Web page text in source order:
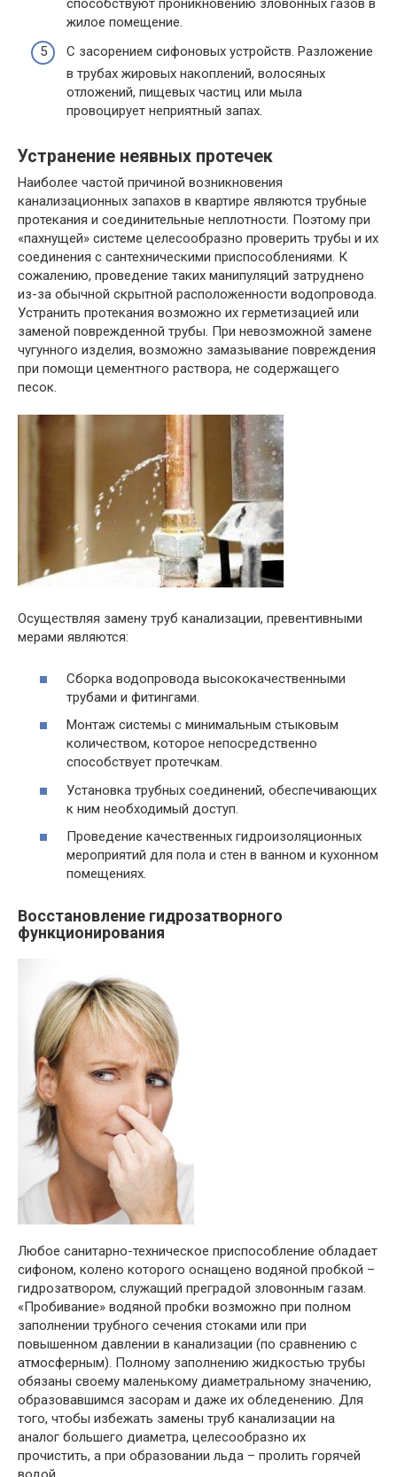
способствуют проникновению зловонных газов в
жилое помещение.
С засорением сифоновых устройств. Разложение
в трубах жировых накоплений, волосяных
отложений, пищевых частиц или мыла
провоцирует неприятный запах.
Устранение неявных протечек
Наиболее частой причиной возникновения
канализационных запахов в квартире являются трубные
протекания и соединительные неплотности. Поэтому при
«пахнущей» системе целесообразно проверить трубы и их
соединения с сантехническими приспособлениями. К
сожалению, проведение таких манипуляций затруднено
из-за обычной скрытной расположенности водопровода.
Устранить протекания возможно их герметизацией или
заменой поврежденной трубы. При невозможной замене
чугунного изделия, возможно замазывание повреждения
при помощи цементного раствора, не содержащего
песок.
Осуществляя замену труб канализации, превентивными
мерами являются:
Сборка водопровода высококачественными
трубами и фитингами.
Монтаж системы с минимальным стыковым
количеством, которое непосредственно
способствует протечкам.
Установка трубных соединений, обеспечивающих
к ним необходимый доступ.
Проведение качественных гидроизоляционных
мероприятий для пола и стен в ванном и кухонном
помещениях.
Восстановление гидрозатворного
функционирования
Любое санитарно-техническое приспособление обладает
сифоном, колено которого оснащено водяной пробкой –
гидрозатвором, служащий преградой зловонным газам.
«Пробивание» водяной пробки возможно при полном
заполнении трубного сечения стоками или при
повышенном давлении в канализации (по сравнению с
атмосферным). Полному заполнению жидкостью трубы
обязаны своему маленькому диаметральному значению,
образовавшимся засорам и даже их обледенению. Для
того, чтобы избежать замены труб канализации на
аналог большего диаметра, целесообразно их
прочистить, а при образовании льда – пролить горячей